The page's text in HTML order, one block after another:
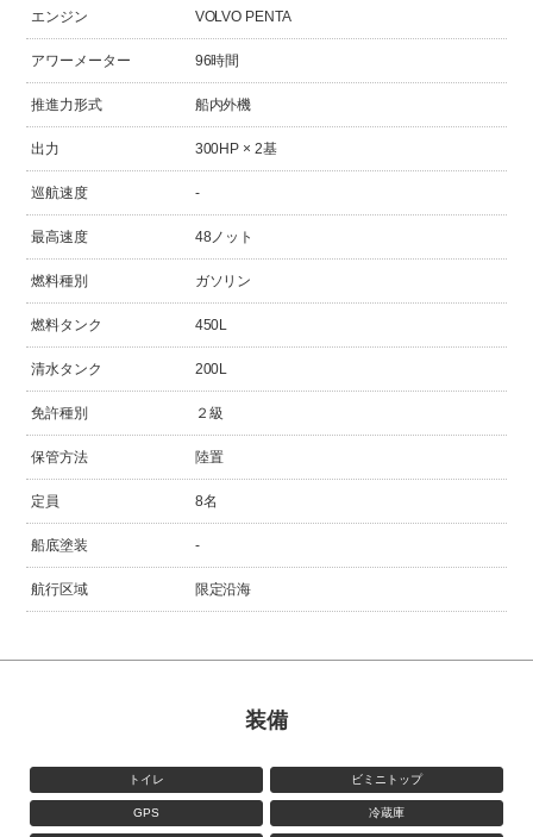
エンジン VOLVO PENTA
アワーメーター 96時間
推進力形式 船内外機
出力 300HP × 2基
巡航速度 -
最高速度 48ノット
燃料種別 ガソリン
燃料タンク 450L
清水タンク 200L
免許種別 ２級
保管方法 陸置
定員 8名
船底塗装 -
航行区域 限定沿海
装備
トイレ ビミニトップ
GPS 冷蔵庫